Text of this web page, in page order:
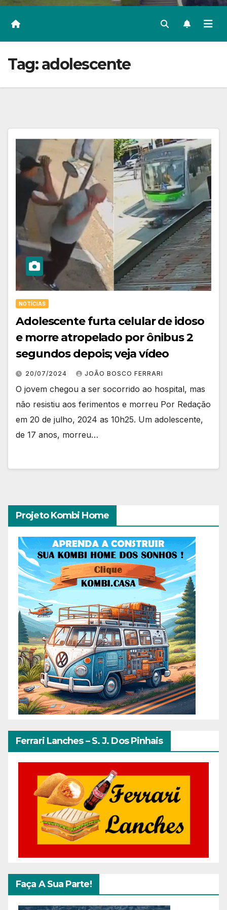
Tag:adolescente
NOTÍCIAS
Adolescente furta celular de idoso
e morre atropelado por ônibus 2
segundos depois; veja vídeo
20/07/2024 JOÃO BOSCO FERRARI
O jovem chegou a ser socorrido ao hospital, mas
não resistiu aos ferimentos e morreu Por Redação
em 20 de julho, 2024 as 10h25. Um adolescente,
de 17 anos, morreu…
Projeto Kombi Home
Ferrari Lanches – S. J. Dos Pinhais
Faça A Sua Parte!